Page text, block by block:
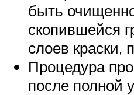
быть
скопившейся
слоев краски,
Процедура
после полной